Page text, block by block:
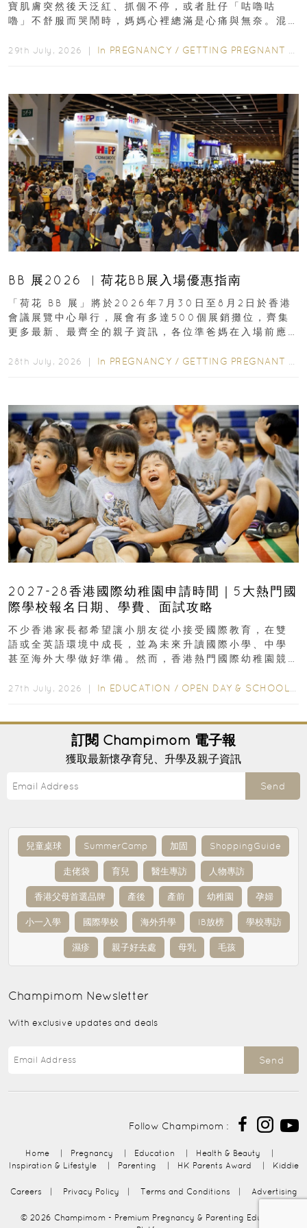
寶肌膚突然後天泛紅、抓個不停，或者肚仔「咕嚕咕
嚕」不舒服而哭鬧時，媽媽心裡總滿是心痛與無奈。混
29th July, 2026 ｜ In PREGNANCY / GETTING PREGNANT
BB 展2026 ︳荷花BB展入場優惠指南
「荷花 BB 展」將於2026年7月30日至8月2日於香港
會議展覽中心舉行，展會有多達500個展銷攤位，齊集
更多最新、最齊全的親子資訊，各位準爸媽在入場前應
28th July, 2026 ｜ In PREGNANCY / GETTING PREGNANT
2027-28香港國際幼稚園申請時間｜5大熱門國
際學校報名日期、學費、面試攻略
不少香港家長都希望讓小朋友從小接受國際教育，在雙
語或全英語環境中成長，並為未來升讀國際小學、中學
甚至海外大學做好準備。然而，香港熱門國際幼稚園競
27th July, 2026 ｜ In EDUCATION / OPEN DAY & SCHOOL EVENTS
訂閱 Champimom 電子報
獲取最新懷孕育兒、升學及親子資訊
Send
兒童桌球 SummerCamp 加固 ShoppingGuide
走佬袋 育兒 醫生專訪 人物專訪
香港父母首選品牌 產後 產前 幼稚園 孕婦
小一入學 國際學校 海外升學 IB放榜 學校專訪
濕疹 親子好去處 母乳 毛孩
Champimom Newsletter
With exclusive updates and deals
Send
Follow Champimom :
Home Pregnancy Education Health & Beauty
Inspiration & Lifestyle
Parenting HK Parents Award Kiddie
Careers Privacy Policy Terms and Conditions Advertising
© 2026 Champimom - Premium Pregnancy & Parenting Education